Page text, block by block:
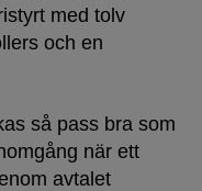
med tolv
och en
så pass bra som
när ett
avtalet